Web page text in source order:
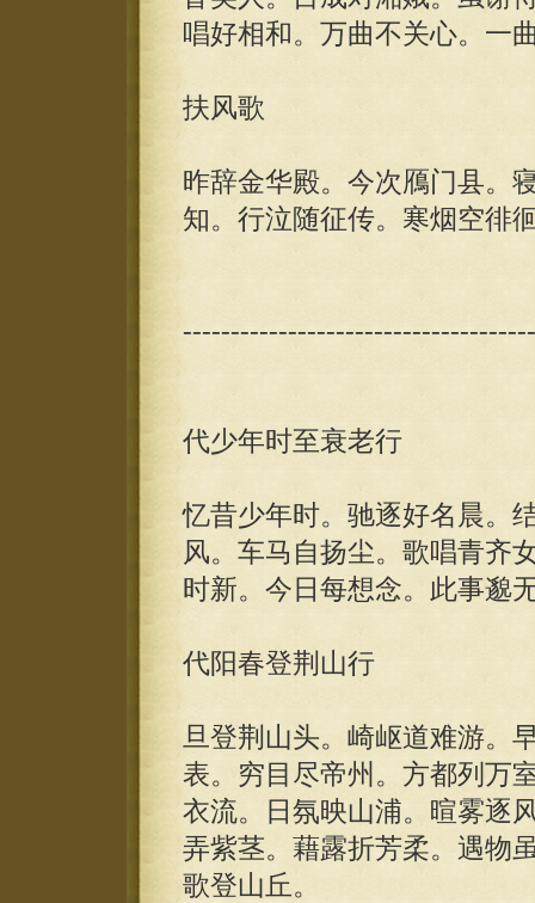
唱好相和。万曲不关心。一
扶风歌
昨辞金华殿。今次鴈门县。
知。行泣随征传。寒烟空徘
代少年时至衰老行
忆昔少年时。驰逐好名晨。
风。车马自扬尘。歌唱青齐
时新。今日每想念。此事邈
代阳春登荆山行
旦登荆山头。崎岖道难游。
表。穷目尽帝州。方都列万
衣流。日氛映山浦。暄雾逐
弄紫茎。藉露折芳柔。遇物
歌登山丘。